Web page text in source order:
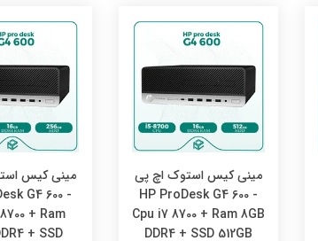
مینی کیس استوک اچ پی
HP ProDesk G4 600 -
Cpu i7 8700 + Ram 8GB
DDR4 + SSD 512GB
مینی کیس
G4 600 -
+ Ram
+ SSD